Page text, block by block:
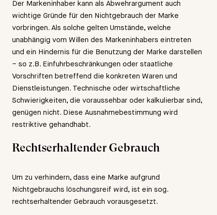
Der Markeninhaber kann als Abwehrargument auch
wichtige Gründe für den Nichtgebrauch der Marke
vorbringen. Als solche gelten Umstände, welche
unabhängig vom Willen des Markeninhabers eintreten
und ein Hindernis für die Benutzung der Marke darstellen
– so z.B. Einfuhrbeschränkungen oder staatliche
Vorschriften betreffend die konkreten Waren und
Dienstleistungen. Technische oder wirtschaftliche
Schwierigkeiten, die voraussehbar oder kalkulierbar sind,
genügen nicht. Diese Ausnahmebestimmung wird
restriktive gehandhabt.
Rechtserhaltender Gebrauch
Um zu verhindern, dass eine Marke aufgrund
Nichtgebrauchs löschungsreif wird, ist ein sog.
rechtserhaltender Gebrauch vorausgesetzt.